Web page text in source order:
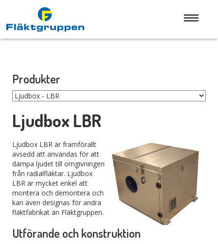
Produkter
Ljudbox LBR
Ljudbox LBR är framförallt
avsedd att användas för att
dämpa ljudet till omgivningen
från radialfläktar. Ljudbox
LBR är mycket enkel att
montera och demontera och
kan även designas för andra
fläktfabrikat än Fläktgruppen.
Utförande och konstruktion